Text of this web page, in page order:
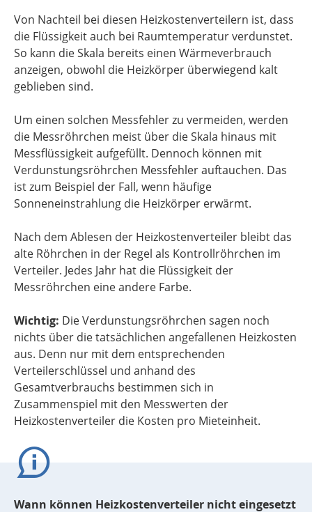
Von Nachteil bei diesen Heizkostenverteilern ist, dass
die Flüssigkeit auch bei Raumtemperatur verdunstet.
So kann die Skala bereits einen Wärmeverbrauch
anzeigen, obwohl die Heizkörper überwiegend kalt
geblieben sind.
Um einen solchen Messfehler zu vermeiden, werden
die Messröhrchen meist über die Skala hinaus mit
Messflüssigkeit aufgefüllt. Dennoch können mit
Verdunstungsröhrchen Messfehler auftauchen. Das
ist zum Beispiel der Fall, wenn häufige
Sonneneinstrahlung die Heizkörper erwärmt.
Nach dem Ablesen der Heizkostenverteiler bleibt das
alte Röhrchen in der Regel als Kontrollröhrchen im
Verteiler. Jedes Jahr hat die Flüssigkeit der
Messröhrchen eine andere Farbe.
Wichtig: Die Verdunstungsröhrchen sagen noch
nichts über die tatsächlichen angefallenen Heizkosten
aus. Denn nur mit dem entsprechenden
Verteilerschlüssel und anhand des
Gesamtverbrauchs bestimmen sich in
Zusammenspiel mit den Messwerten der
Heizkostenverteiler die Kosten pro Mieteinheit.
Wann können Heizkostenverteiler nicht eingesetzt